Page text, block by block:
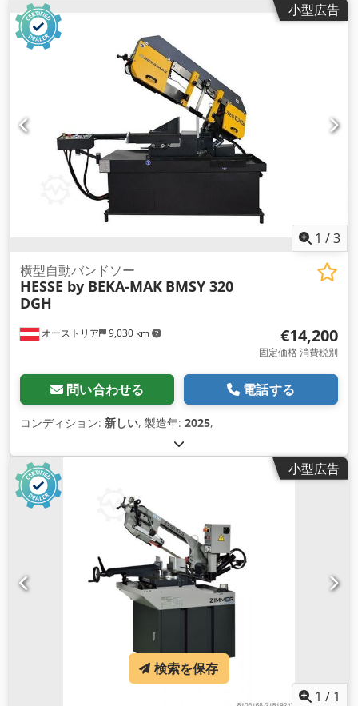
小型広告
1 /3
オーストリア 9,030 km
横型自動バンドソー
HESSE by BEKA-MAK BMSY 320
DGH
€14,200
固定価格 消費税別
問い合わせる 電話する
コンディション: 新しい, 製造年: 2025,
小型広告
1 / 1
検索を保存